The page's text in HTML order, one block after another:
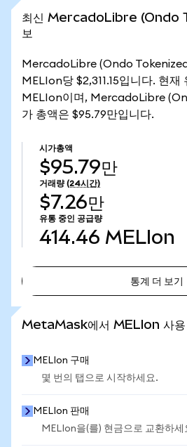
최신 MercadoLibre (Ondo
보
MercadoLibre (Ondo
MELIon당 $2,311.15입니다. 현
MELIon이며, MercadoLibre
가 총액은 $95.79만입니다.
시가총액
$95.79만
거래량 (24시간)
$7.26만
유통 중인 공급량
414.46 MELIon
통계 더 보기
MetaMask에서 MELIon 사용
MELIon 구매
몇 번의 탭으로 시작하세요.
MELIon 판매
MELIon을(를) 현금으로 교환하세